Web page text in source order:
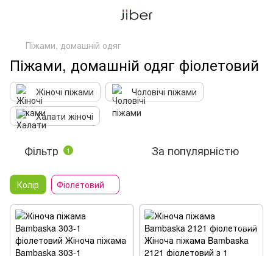
Піжами, домашній одяг
Піжами, домашній одяг фіолетовий
Жіночі піжами
Чоловічі піжами
Халати жіночі
Фільтр 1 За популярністю
Колір Фіолетовий